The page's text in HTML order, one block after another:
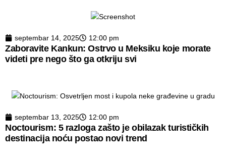
septembar 14, 2025 12:00 pm
Zaboravite Kankun: Ostrvo u Meksiku koje morate
videti pre nego što ga otkriju svi
septembar 13, 2025 12:00 pm
Noctourism: 5 razloga zašto je obilazak turističkih
destinacija noću postao novi trend